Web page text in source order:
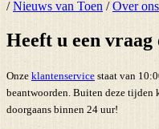
/Nieuws van Toen /Over ons
Heeft u een
Onze klantenservice staat van
beantwoorden. Buiten deze tijden
doorgaans binnen 24 uur!